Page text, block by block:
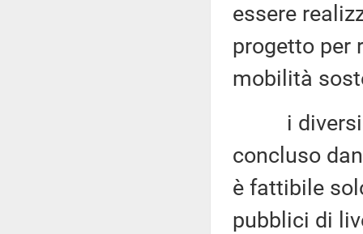
essere
progetto per
mobilità
i diversi
concluso
è fattibile
pubblici di